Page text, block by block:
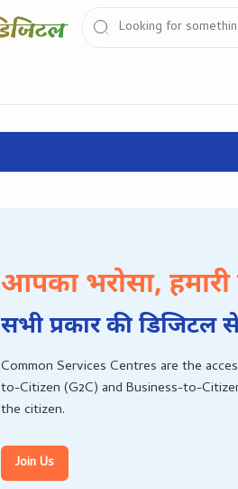
आपका भरोसा,
सभी प्रकार की डिजिटल
Common Services Centres are the
to-Citizen (G2C) and Business-to-
the citizen.
Join Us